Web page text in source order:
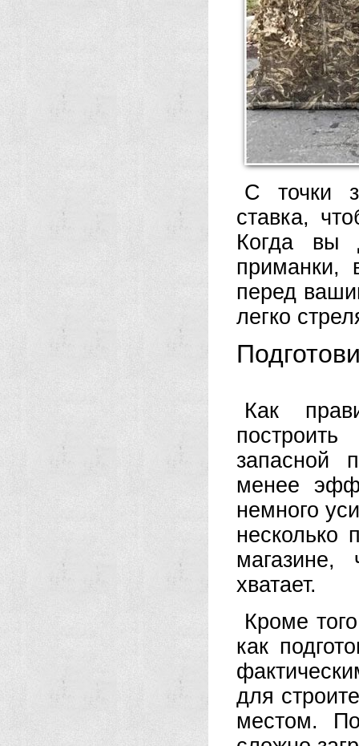
С точки
ставка,
Когда вы
приманки,
перед
легко
Как
запасной
менее
немного
несколько
хватает.
Кроме
как
для
местом.